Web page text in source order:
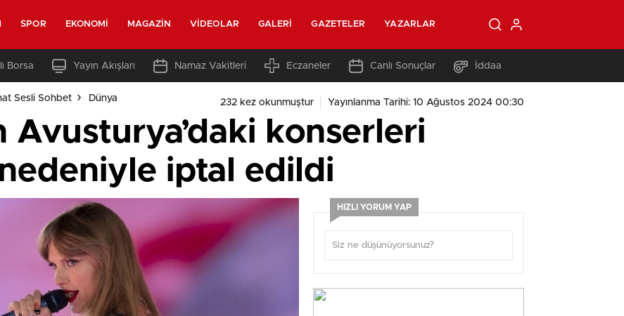
SPOR EKONOMI MAGAZIN VIDEOLAR GALERI GAZETELER YAZARLAR
Borsa Yayın Akışları Namaz Vakitleri Eczaneler Canlı Sonuçlar İddaa
Sesli Sohbet Dünya 232 kez okunmuştur Yayınlanma Tarihi: 10 Ağustos 2024 00:30
Avusturya’daki konserleri
iptal edildi
HIZLI YORUM YAP